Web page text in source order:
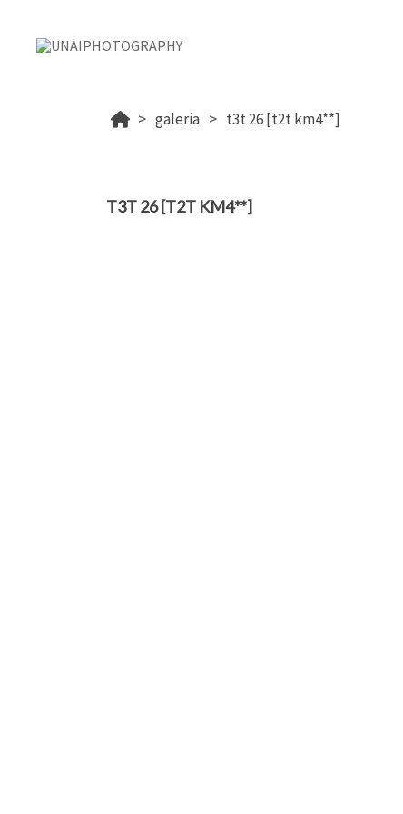
galeria t3t 26 [t2t km4**]
T3T 26 [T2T KM4**]